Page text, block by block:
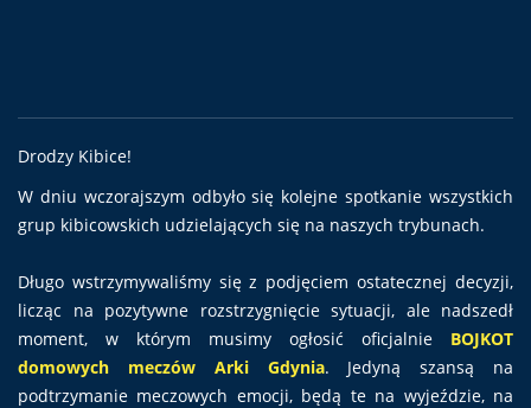
Drodzy Kibice!
W dniu wczorajszym odbyło się kolejne spotkanie wszystkich
grup kibicowskich udzielających się na naszych trybunach.
Długo wstrzymywaliśmy się z podjęciem ostatecznej decyzji,
licząc na pozytywne rozstrzygnięcie sytuacji, ale nadszedł
moment, w którym musimy ogłosić oficjalnie BOJKOT
domowych meczów Arki Gdynia. Jedyną szansą na
podtrzymanie meczowych emocji, będą te na wyjeździe, na